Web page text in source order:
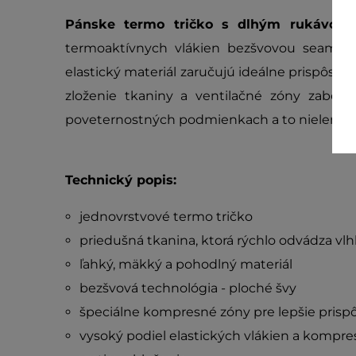
Pánske termo tričko s dlhým rukávom
termoaktívnych vlákien bezšvovou
elastický materiál zaručujú ideálne
zloženie tkaniny a ventilačné zóny
poveternostných podmienkach a to nielen na
Technický popis:
jednovrstvové termo tričko
priedušná tkanina, ktorá rýchlo odvádza
ľahký, mäkký a pohodlný materiál
bezšvová technológia - ploché švy
špeciálne kompresné zóny pre lepšie
vysoký podiel elastických vlákien a